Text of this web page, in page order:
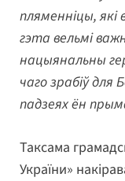
пляменніцы, які
гэта вельмі
нацыянальны
чаго зрабіў для
падзеях ён
Таксама
України»